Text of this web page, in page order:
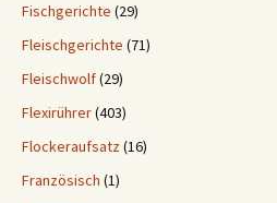
Fischgerichte (29)
Fleischgerichte (71)
Fleischwolf(29)
Flexirührer(403)
Flockeraufsatz(16)
Französisch (1)